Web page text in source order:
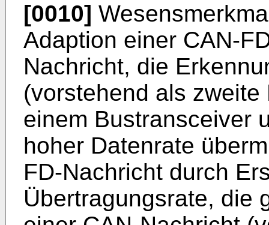
[0010]
Adaption einer CAN-
Nachricht, die
(vorstehend als
einem Bustransceiver
hoher Datenrate
FD-Nachricht durch
Übertragungsrate, die